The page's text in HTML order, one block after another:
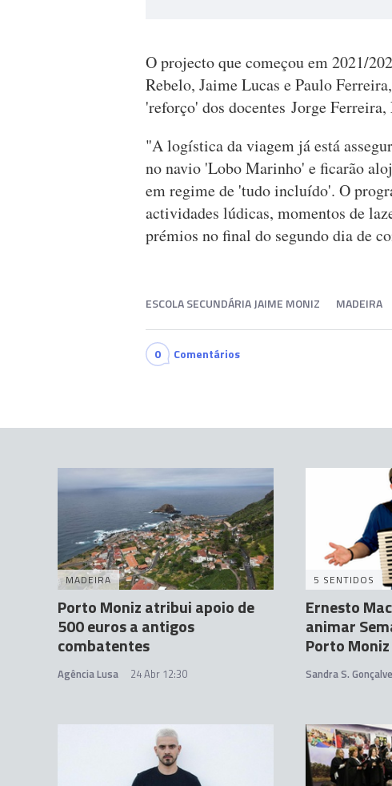
O projecto que começou em 2021/
Rebelo, Jaime Lucas e Paulo
'reforço' dos docentes Jorge
"A logística da viagem já está
no navio 'Lobo Marinho' e ficarão
em regime de 'tudo incluído'. O
actividades lúdicas, momentos de
prémios no final do segundo dia de
ESCOLA SECUNDÁRIA JAIME MONIZ MADEIRA
0 Comentários
MADEIRA
Porto Moniz atribui apoio de
500 euros a antigos
combatentes
Agência Lusa 24 Abr 12:30
5 SENTIDOS
Ernesto
animar
Porto Moniz
Sandra S.